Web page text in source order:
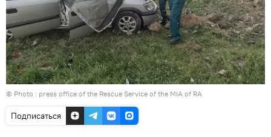
© Photo : press office of the Rescue Service of the MIA of RA
Подписаться